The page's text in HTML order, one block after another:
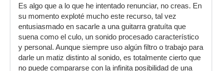
buscaría algo más de variedad si vas a seguir
usándolos. Pero para este disco están genial y
como digo son parte de tu estilo.
Es algo que a lo que he intentado renunciar, no creas. En
su momento exploté mucho este recurso, tal vez
entusiasmado en sacarle a una guitarra gratuíta que
suena como el culo, un sonido procesado característico
y personal. Aunque siempre uso algún filtro o trabajo para
darle un matiz distinto al sonido, es totalmente cierto que
no puede compararse con la infinita posibilidad de una